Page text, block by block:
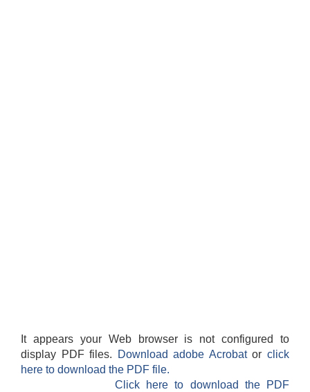
It appears your Web browser is not configured to
display PDF files.
Download adobe Acrobatorclick
here to download the PDF file.
Click here to download the PDF